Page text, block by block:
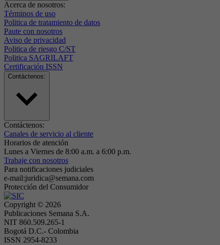
Acerca de nosotros:
Términos de uso
Politica de tratamiento de datos
Paute con nosotros
Aviso de privacidad
Politica de riesgo C/ST
Politica SAGRILAFT
Certificación ISSN
Contáctenos:
Contáctenos:
Canales de servicio al cliente
Horarios de atención
Lunes a Viernes de 8:00 a.m. a 6:00 p.m.
Trabaje con nosotros
Para notificaciones judiciales
e-mail:juridica@semana.com
Protección del Consumidor
Copyright © 2026
Publicaciones Semana S.A.
NIT 860.509.265-1
Bogotá D.C.- Colombia
ISSN 2954-8233